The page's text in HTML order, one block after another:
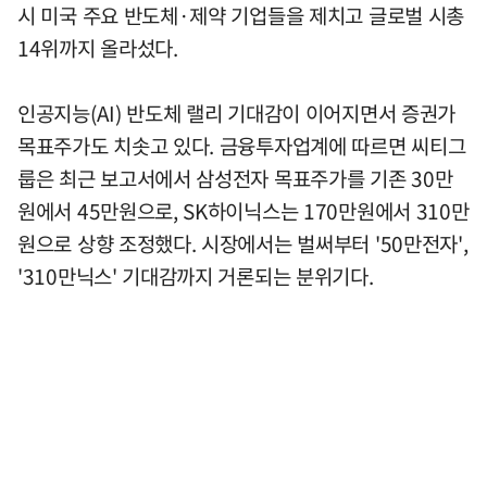
시 미국 주요 반도체·제약 기업들을 제치고 글로벌 시총
14위까지 올라섰다.
인공지능(AI) 반도체 랠리 기대감이 이어지면서 증권가
목표주가도 치솟고 있다. 금융투자업계에 따르면 씨티그
룹은 최근 보고서에서 삼성전자 목표주가를 기존 30만
원에서 45만원으로, SK하이닉스는 170만원에서 310만
원으로 상향 조정했다. 시장에서는 벌써부터 '50만전자',
'310만닉스' 기대감까지 거론되는 분위기다.